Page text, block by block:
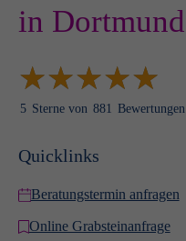
in Dortmund
★★★★★
★★★★★
5 Sterne von 881 Bewertungen
Quicklinks
Beratungstermin anfragen
Online Grabsteinanfrage